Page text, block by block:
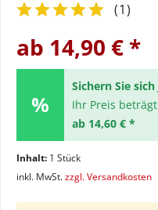
(1)
ab 14,90 € *
Sichern Sie
Ihr Preis
ab 14,60 € *
Inhalt: 1 Stück
inkl. MwSt.zzgl. Versandkosten